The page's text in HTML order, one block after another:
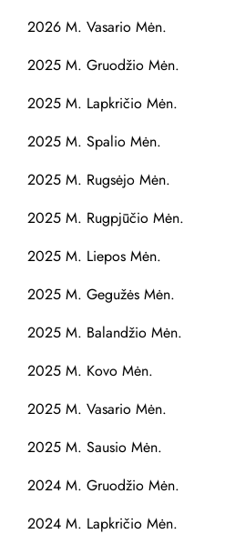
2026 M. Vasario Mėn.
2025 M. Gruodžio Mėn.
2025 M. Lapkričio Mėn.
2025 M. Spalio Mėn.
2025 M. Rugsėjo Mėn.
2025 M. Rugpjūčio Mėn.
2025 M. Liepos Mėn.
2025 M. Gegužės Mėn.
2025 M. Balandžio Mėn.
2025 M. Kovo Mėn.
2025 M. Vasario Mėn.
2025 M. Sausio Mėn.
2024 M. Gruodžio Mėn.
2024 M. Lapkričio Mėn.